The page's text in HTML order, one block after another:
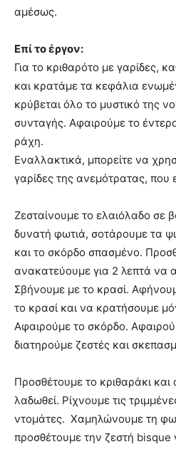
αμέσως.
Επί το έργον:
Για το κριθαρότο με γαρίδες,
και κρατάμε τα κεφάλια
κρύβεται όλο το μυστικό της
συνταγής. Αφαιρούμε το
ράχη.
Εναλλακτικά, μπορείτε να
γαρίδες της ανεμότρατας, που
Ζεσταίνουμε το ελαιόλαδο σε
δυνατή φωτιά, σοτάρουμε τα
και το σκόρδο σπασμένο.
ανακατεύουμε για 2 λεπτά να
Σβήνουμε με το κρασί.
το κρασί και να κρατήσουμε
Αφαιρούμε το σκόρδο.
διατηρούμε ζεστές και
Προσθέτουμε το κριθαράκι
λαδωθεί. Ρίχνουμε τις
ντομάτες. Χαμηλώνουμε τη
προσθέτουμε την ζεστή